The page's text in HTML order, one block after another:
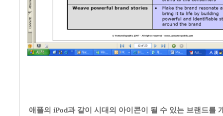
애플의 iPod과 같이 시대의 아이콘이 될 수 있는 브랜드를